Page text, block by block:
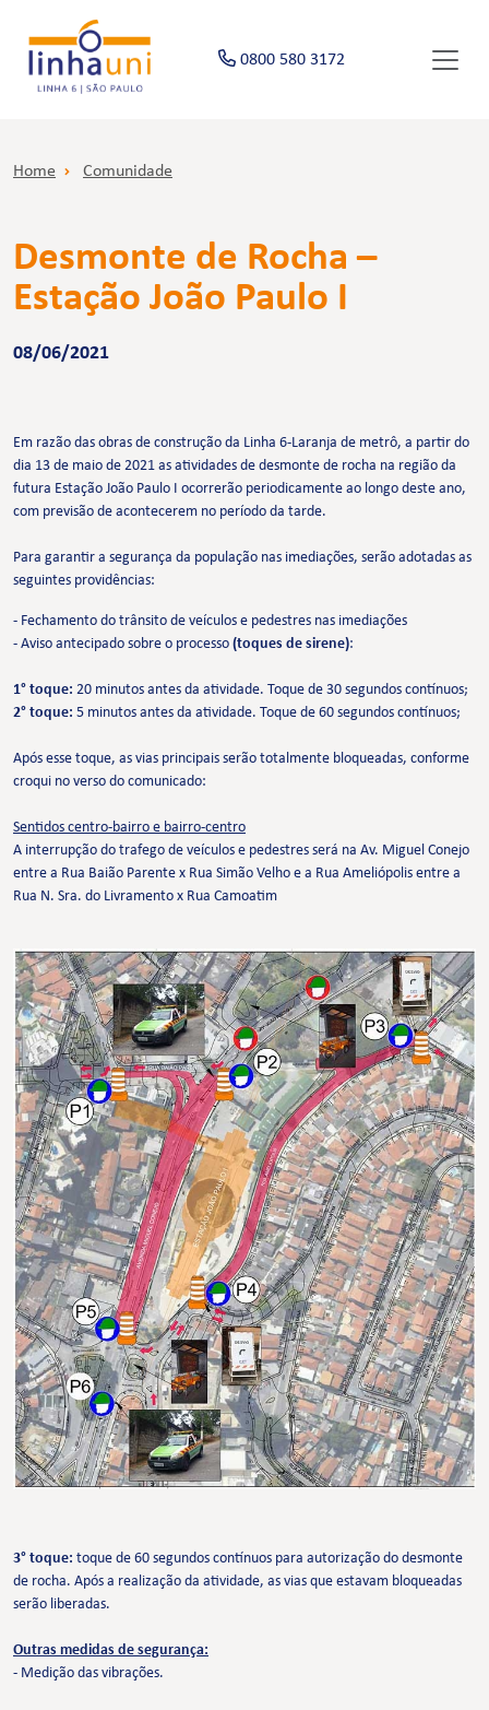
0800 580 3172
Home Comunidade
Desmonte de Rocha –
Estação João Paulo I
08/06/2021
Em razão das obras de construção da Linha 6-Laranja de metrô, a partir do
dia 13 de maio de 2021 as atividades de desmonte de rocha na região da
futura Estação João Paulo I ocorrerão periodicamente ao longo deste ano,
com previsão de acontecerem no período da tarde.
Para garantir a segurança da população nas imediações, serão adotadas as
seguintes providências:
- Fechamento do trânsito de veículos e pedestres nas imediações
- Aviso antecipado sobre o processo (toques de sirene):
1° toque: 20 minutos antes da atividade. Toque de 30 segundos contínuos;
2° toque: 5 minutos antes da atividade. Toque de 60 segundos contínuos;
Após esse toque, as vias principais serão totalmente bloqueadas, conforme
croqui no verso do comunicado:
Sentidos centro-bairro e bairro-centro
A interrupção do trafego de veículos e pedestres será na Av. Miguel Conejo
entre a Rua Baião Parente x Rua Simão Velho e a Rua Ameliópolis entre a
Rua N. Sra. do Livramento x Rua Camoatim
3° toque: toque de 60 segundos contínuos para autorização do desmonte
de rocha. Após a realização da atividade, as vias que estavam bloqueadas
serão liberadas.
Outras medidas de segurança:
- Medição das vibrações.